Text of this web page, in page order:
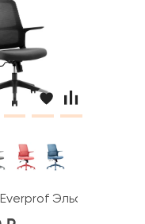
Эльф / Elf